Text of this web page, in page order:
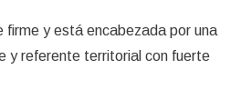
firme y está encabezada por una
y referente territorial con fuerte